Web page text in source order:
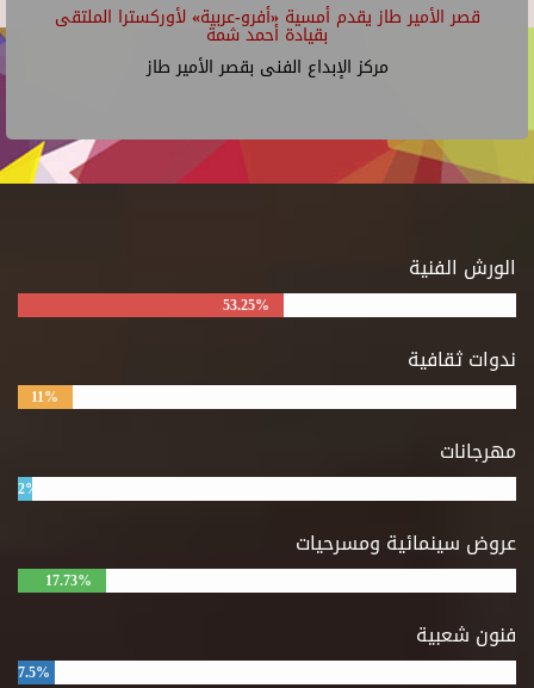
قصر الأمير طاز يقدم أمسية «أفرو-عربية» لأوركسترا الملتقى
بقيادة أحمد شمة
مركز الإبداع الفنى بقصر الأمير طاز
الورش الفنية
53.25%
ندوات ثقافية
11%
مهرجانات
2%
عروض سينمائية ومسرحيات
17.73%
فنون شعبية
7.5%